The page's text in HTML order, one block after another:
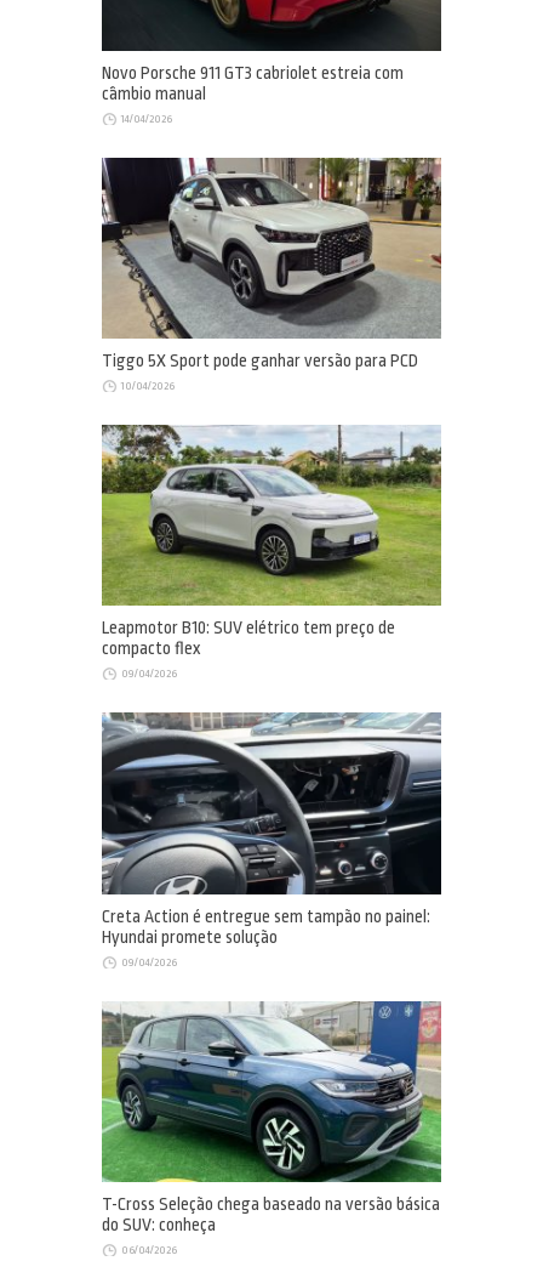
Novo Porsche 911 GT3 cabriolet estreia com
câmbio manual
14/04/2026
Tiggo 5X Sport pode ganhar versão para PCD
10/04/2026
Leapmotor B10: SUV elétrico tem preço de
compacto flex
09/04/2026
Creta Action é entregue sem tampão no painel:
Hyundai promete solução
09/04/2026
T-Cross Seleção chega baseado na versão básica
do SUV: conheça
06/04/2026